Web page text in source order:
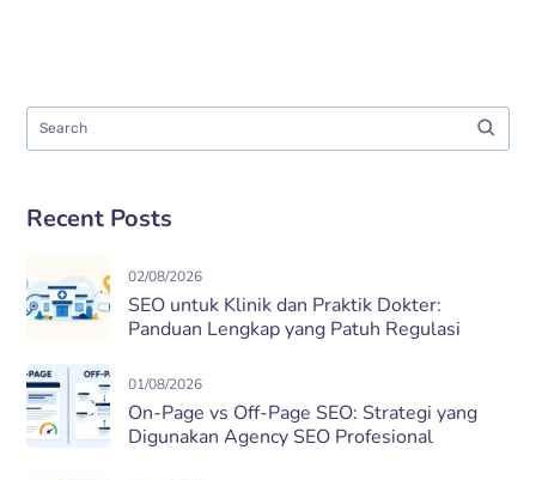
Recent Posts
02/08/2026
SEO untuk Klinik dan Praktik Dokter:
Panduan Lengkap yang Patuh Regulasi
01/08/2026
On-Page vs Off-Page SEO: Strategi yang
Digunakan Agency SEO Profesional